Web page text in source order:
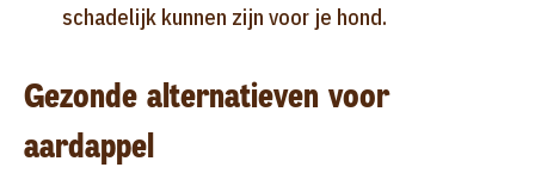
schadelijk kunnen zijn voor je hond.
Gezonde alternatieven voor
aardappel